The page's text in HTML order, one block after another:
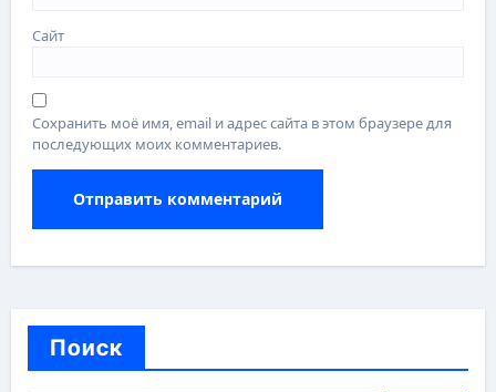
Сайт
Сохранить моё имя, email и адрес сайта в этом браузере для
последующих моих комментариев.
Поиск